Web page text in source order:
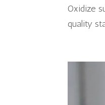
Oxidize
quality